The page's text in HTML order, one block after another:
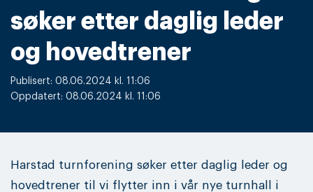
søker etter daglig leder
og hovedtrener
Publisert: 08.06.2024 kl. 11:06
Oppdatert: 08.06.2024 kl. 11:06
Harstad turnforening søker etter daglig leder og
hovedtrener til vi flytter inn i vår nye turnhall i